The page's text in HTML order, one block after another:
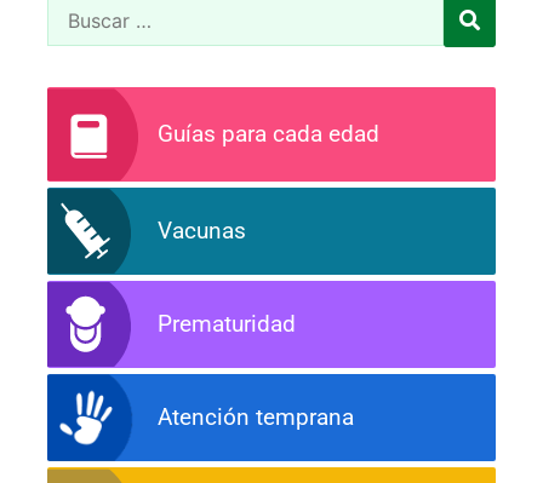
Guías para cada edad
Vacunas
Prematuridad
Atención temprana